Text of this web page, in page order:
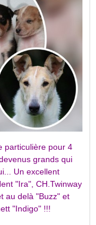
particulière pour 4
grands qui
Un excellent
"Ira", CH.Twinway
au delà "Buzz" et
"Indigo" !!!